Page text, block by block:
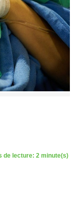
de lecture: 2 minute(s)